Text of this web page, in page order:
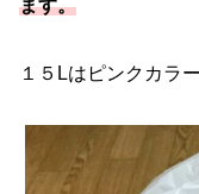
ます。
１５Lはピンクカラ